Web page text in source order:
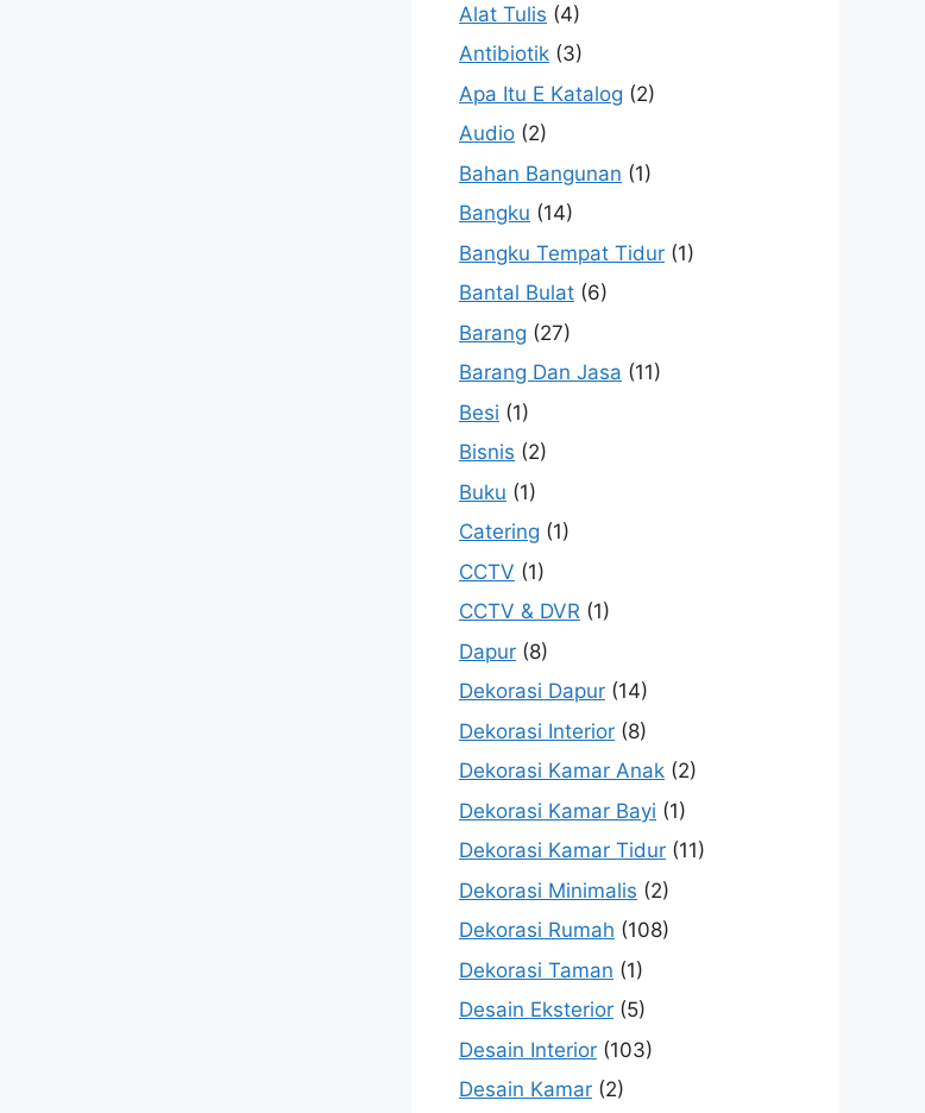
Alat Tulis (4)
Antibiotik (3)
Apa Itu E Katalog (2)
Audio (2)
Bahan Bangunan (1)
Bangku (14)
Bangku Tempat Tidur (1)
Bantal Bulat (6)
Barang (27)
Barang Dan Jasa (11)
Besi (1)
Bisnis (2)
Buku (1)
Catering (1)
CCTV (1)
CCTV & DVR (1)
Dapur (8)
Dekorasi Dapur (14)
Dekorasi Interior (8)
Dekorasi Kamar Anak (2)
Dekorasi Kamar Bayi (1)
Dekorasi Kamar Tidur (11)
Dekorasi Minimalis (2)
Dekorasi Rumah (108)
Dekorasi Taman (1)
Desain Eksterior (5)
Desain Interior (103)
Desain Kamar (2)